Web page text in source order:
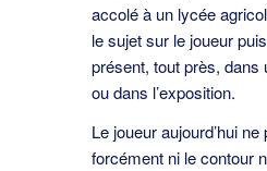
accolé à un lycée
le sujet sur le joueur
présent, tout près, dans
ou dans l’exposition.
Le joueur aujourd’hui
forcément ni le contour